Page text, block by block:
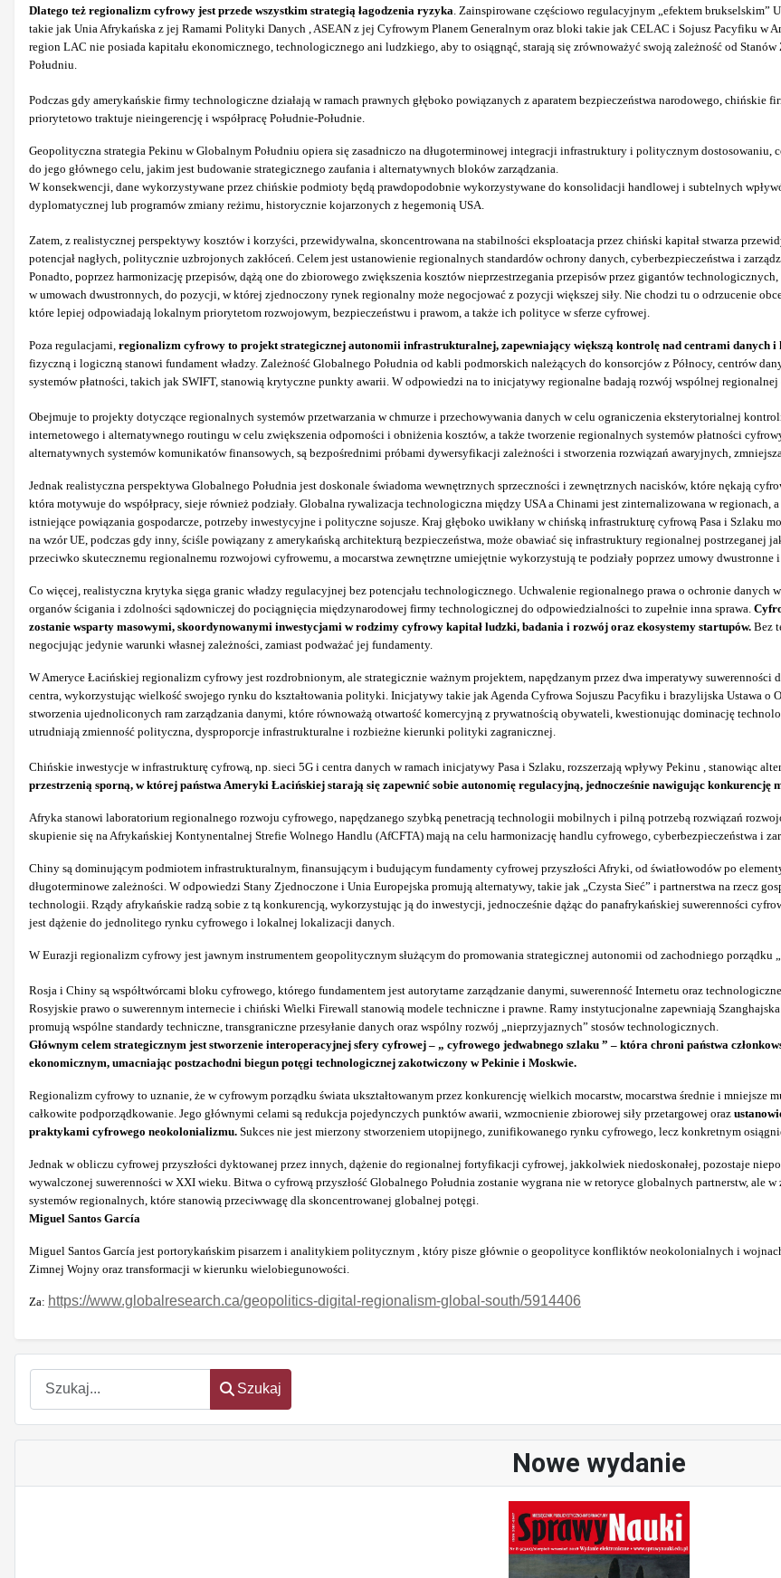
Szukaj
Szukaj
Nowe wydanie
Dlatego też regionalizm cyfrowy jest przede wszystkim strategią łagodzenia ryzyka . Zainspirowane częściowo regulacyjnym „efektem
takie jak Unia Afrykańska z jej Ramami Polityki Danych , ASEAN z jej Cyfrowym Planem Generalnym oraz bloki takie jak CELAC i Sojusz Pacyfiku w
region LAC nie posiada kapitału ekonomicznego, technologicznego ani ludzkiego, aby to osiągnąć, starają się zrównoważyć swoją zależność od
Południu.
Podczas gdy amerykańskie firmy technologiczne działają w ramach prawnych głęboko powiązanych z aparatem bezpieczeństwa narodowego,
priorytetowo traktuje nieingerencję i współpracę Południe-Południe.
Geopolityczna strategia Pekinu w Globalnym Południu opiera się zasadniczo na długoterminowej integracji infrastruktury i politycznym
do jego głównego celu, jakim jest budowanie strategicznego zaufania i alternatywnych bloków zarządzania.
W konsekwencji, dane wykorzystywane przez chińskie podmioty będą prawdopodobnie wykorzystywane do konsolidacji handlowej i subtelnych
dyplomatycznej lub programów zmiany reżimu, historycznie kojarzonych z hegemonią USA.
Zatem, z realistycznej perspektywy kosztów i korzyści, przewidywalna, skoncentrowana na stabilności eksploatacja przez chiński kapitał stwarza
potencjał nagłych, politycznie uzbrojonych zakłóceń. Celem jest ustanowienie regionalnych standardów ochrony danych, cyberbezpieczeństwa i
Ponadto, poprzez harmonizację przepisów, dążą one do zbiorowego zwiększenia kosztów nieprzestrzegania przepisów przez gigantów
w umowach dwustronnych, do pozycji, w której zjednoczony rynek regionalny może negocjować z pozycji większej siły. Nie chodzi tu o odrzucenie
które lepiej odpowiadają lokalnym priorytetom rozwojowym, bezpieczeństwu i prawom, a także ich polityce w sferze cyfrowej.
Poza regulacjami, regionalizm cyfrowy to projekt strategicznej autonomii infrastrukturalnej, zapewniający większą kontrolę nad centrami danych
fizyczną i logiczną stanowi fundament władzy. Zależność Globalnego Południa od kabli podmorskich należących do konsorcjów z Północy, centrów
systemów płatności, takich jak SWIFT, stanowią krytyczne punkty awarii. W odpowiedzi na to inicjatywy regionalne badają rozwój wspólnej
Obejmuje to projekty dotyczące regionalnych systemów przetwarzania w chmurze i przechowywania danych w celu ograniczenia eksterytorialnej
internetowego i alternatywnego routingu w celu zwiększenia odporności i obniżenia kosztów, a także tworzenie regionalnych systemów płatności
alternatywnych systemów komunikatów finansowych, są bezpośrednimi próbami dywersyfikacji zależności i stworzenia rozwiązań awaryjnych,
Jednak realistyczna perspektywa Globalnego Południa jest doskonale świadoma wewnętrznych sprzeczności i zewnętrznych nacisków, które nękają
która motywuje do współpracy, sieje również podziały. Globalna rywalizacja technologiczna między USA a Chinami jest zinternalizowana w regionach,
istniejące powiązania gospodarcze, potrzeby inwestycyjne i polityczne sojusze. Kraj głęboko uwikłany w chińską infrastrukturę cyfrową Pasa i Szlaku
na wzór UE, podczas gdy inny, ściśle powiązany z amerykańską architekturą bezpieczeństwa, może obawiać się infrastruktury regionalnej postrzeganej
przeciwko skutecznemu regionalnemu rozwojowi cyfrowemu, a mocarstwa zewnętrzne umiejętnie wykorzystują te podziały poprzez umowy dwustronne
Co więcej, realistyczna krytyka sięga granic władzy regulacyjnej bez potencjału technologicznego. Uchwalenie regionalnego prawa o ochronie danych
organów ścigania i zdolności sądowniczej do pociągnięcia międzynarodowej firmy technologicznej do odpowiedzialności to zupełnie inna sprawa.
zostanie wsparty masowymi, skoordynowanymi inwestycjami w rodzimy cyfrowy kapitał ludzki, badania i rozwój oraz ekosystemy startupów. Bez
negocjując jedynie warunki własnej zależności, zamiast podważać jej fundamenty.
W Ameryce Łacińskiej regionalizm cyfrowy jest rozdrobnionym, ale strategicznie ważnym projektem, napędzanym przez dwa imperatywy
centra, wykorzystując wielkość swojego rynku do kształtowania polityki. Inicjatywy takie jak Agenda Cyfrowa Sojuszu Pacyfiku i brazylijska Ustawa o
stworzenia ujednoliconych ram zarządzania danymi, które równoważą otwartość komercyjną z prywatnością obywateli, kwestionując dominację
utrudniają zmienność polityczna, dysproporcje infrastrukturalne i rozbieżne kierunki polityki zagranicznej.
Chińskie inwestycje w infrastrukturę cyfrową, np. sieci 5G i centra danych w ramach inicjatywy Pasa i Szlaku, rozszerzają wpływy Pekinu , stanowiąc
przestrzenią sporną, w której państwa Ameryki Łacińskiej starają się zapewnić sobie autonomię regulacyjną, jednocześnie nawigując konkurencję
Afryka stanowi laboratorium regionalnego rozwoju cyfrowego, napędzanego szybką penetracją technologii mobilnych i pilną potrzebą rozwiązań
skupienie się na Afrykańskiej Kontynentalnej Strefie Wolnego Handlu (AfCFTA) mają na celu harmonizację handlu cyfrowego, cyberbezpieczeństwa i
Chiny są dominującym podmiotem infrastrukturalnym, finansującym i budującym fundamenty cyfrowej przyszłości Afryki, od światłowodów po
długoterminowe zależności. W odpowiedzi Stany Zjednoczone i Unia Europejska promują alternatywy, takie jak „Czysta Sieć” i partnerstwa na rzecz
technologii. Rządy afrykańskie radzą sobie z tą konkurencją, wykorzystując ją do inwestycji, jednocześnie dążąc do panafrykańskiej suwerenności
jest dążenie do jednolitego rynku cyfrowego i lokalnej lokalizacji danych.
W Eurazji regionalizm cyfrowy jest jawnym instrumentem geopolitycznym służącym do promowania strategicznej autonomii od zachodniego porządku
Rosja i Chiny są współtwórcami bloku cyfrowego, którego fundamentem jest autorytarne zarządzanie danymi, suwerenność Internetu oraz
Rosyjskie prawo o suwerennym internecie i chiński Wielki Firewall stanowią modele techniczne i prawne. Ramy instytucjonalne zapewniają
promują wspólne standardy techniczne, transgraniczne przesyłanie danych oraz wspólny rozwój „nieprzyjaznych” stosów technologicznych.
Głównym celem strategicznym jest stworzenie interoperacyjnej sfery cyfrowej – „ cyfrowego jedwabnego szlaku ” – która chroni państwa
ekonomicznym, umacniając postzachodni biegun potęgi technologicznej zakotwiczony w Pekinie i Moskwie.
Regionalizm cyfrowy to uznanie, że w cyfrowym porządku świata ukształtowanym przez konkurencję wielkich mocarstw, mocarstwa średnie i mniejsze
całkowite podporządkowanie. Jego głównymi celami są redukcja pojedynczych punktów awarii, wzmocnienie zbiorowej siły przetargowej oraz
praktykami cyfrowego neokolonializmu. Sukces nie jest mierzony stworzeniem utopijnego, zunifikowanego rynku cyfrowego, lecz konkretnym
Jednak w obliczu cyfrowej przyszłości dyktowanej przez innych, dążenie do regionalnej fortyfikacji cyfrowej, jakkolwiek niedoskonałej, pozostaje
wywalczonej suwerenności w XXI wieku. Bitwa o cyfrową przyszłość Globalnego Południa zostanie wygrana nie w retoryce globalnych partnerstw, ale
systemów regionalnych, które stanowią przeciwwagę dla skoncentrowanej globalnej potęgi.
Miguel Santos García
Miguel Santos García jest portorykańskim pisarzem i analitykiem politycznym , który pisze głównie o geopolityce konfliktów neokolonialnych i
Zimnej Wojny oraz transformacji w kierunku wielobiegunowości.
Za: https://www.globalresearch.ca/geopolitics-digital-regionalism-global-south/5914406